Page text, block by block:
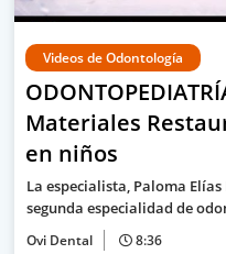
Videos de Odontología
Materiales
en niños
La especialista, Paloma
segunda especialidad de
Ovi Dental 8:36